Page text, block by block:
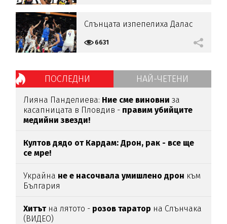
Слънцата изпепелиха Далас
6631
ПОСЛЕДНИ НАЙ-ЧЕТЕНИ
Лияна Панделиева: Ние сме виновниза
касапницата в Пловдив - правим убийците
медийни звезди!
Култов дядо от Кардам: Дрон, рак - все ще
се мре!
Украйна не е насочвала умишлено дрон към
България
Хитътна лятото - розов таратор на Слънчака
(ВИДЕО)